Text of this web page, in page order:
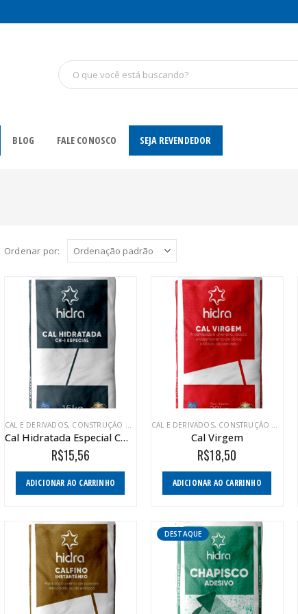
BLOG FALE CONOSCO SEJA REVENDEDOR
Ordenar por:
CAL E DERIVADOS, CONSTRUÇÃO CIVIL LINHA AGRÍCOLA, LINHA INDUSTRIAL
Cal Hidratada Especial CH-I
R$15,56
ADICIONAR AO CARRINHO
CAL E DERIVADOS, CONSTRUÇÃO CIVIL
Cal Virgem
R$18,50
ADICIONAR AO CARRINHO
DESTAQUE